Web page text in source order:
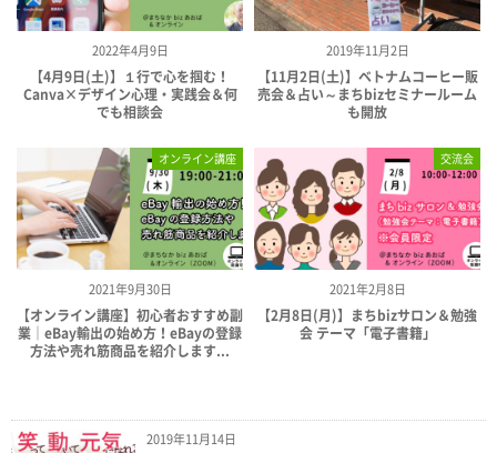
2022年4月9日
【4月9日(土)】１行で心を掴む！
Canva×デザイン心理・実践会＆何
でも相談会
2019年11月2日
【11月2日(土)】ベトナムコーヒー販
売会＆占い～まちbizセミナールーム
も開放
2021年9月30日
オンライン講座
【オンライン講座】初心者おすすめ副
業｜eBay輸出の始め方！eBayの登録
方法や売れ筋商品を紹介します...
2021年2月8日
交流会
【2月8日(月)】まちbizサロン＆勉強
会 テーマ「電子書籍」
2019年11月14日